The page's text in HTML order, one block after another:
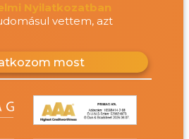
Nyilatkozatban
vettem, azt
most